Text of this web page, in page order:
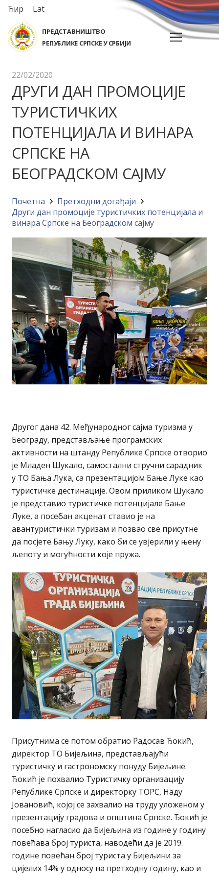
Ћир Lat
ПРЕДСТАВНИШТВО
РЕПУБЛИКЕ СРПСКЕ У СРБИЈИ
22/02/2020
ДРУГИ ДАН ПРОМОЦИЈЕ
ТУРИСТИЧКИХ
ПОТЕНЦИЈАЛА И ВИНАРА
СРПСКЕ НА
БЕОГРАДСКОМ САЈМУ
Почетна
Претходни догађаји
Други дан промоције туристичких потенцијала и
винара Српске на Београдском сајму
Другог дана 42. Међународног сајма туризма у
Београду, представљање програмских
активности на штанду Републике Српске отворио
је Младен Шукало, самостални стручни сарадник
у ТО Бања Лука, са презентацијом Бањe Луке као
туристичке дестинације. Овом приликом Шукало
је представио туристичке потенцијале Бањe
Луке, а посебан акценат ставио је на
авантуристички туризам и позвао све присутне
да посјете Бању Луку, како би се увјерили у њену
љепоту и могућности које пружа.
Присутнима се потом обратио Радосав Ђокић,
директор ТО Бијељина, представљајући
туристичку и гастрономску понуду Бијељине.
Ђокић је похвалио Туристичку организацију
Републике Српске и директорку ТОРС, Наду
Јовановић, којој се захвалио на труду уложеном у
презентацију градова и општина Српске. Ђокић је
посебно нагласио да Бијељина из године у годину
повећава број туриста, наводећи да је 2019.
године повећан број туриста у Бијељини за
цијелих 14% у односу на претходну годину, као и